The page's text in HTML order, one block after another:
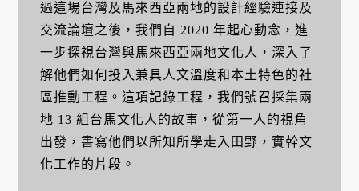
過這場台灣及馬來西亞兩地的設計經驗連接及
交流論壇之後，我們自 2020 年起心動念，進
一步探視台灣與馬來西亞兩地文化人，深入了
解他們如何投入兼具人文溫度和本土特色的社
區推動工程。這項記錄工程，我們號召採集兩
地 13 組台馬文化人的故事，從第一人的視角
出發，書寫他們以所知所學走入田野，實幹文
化工作的片段。